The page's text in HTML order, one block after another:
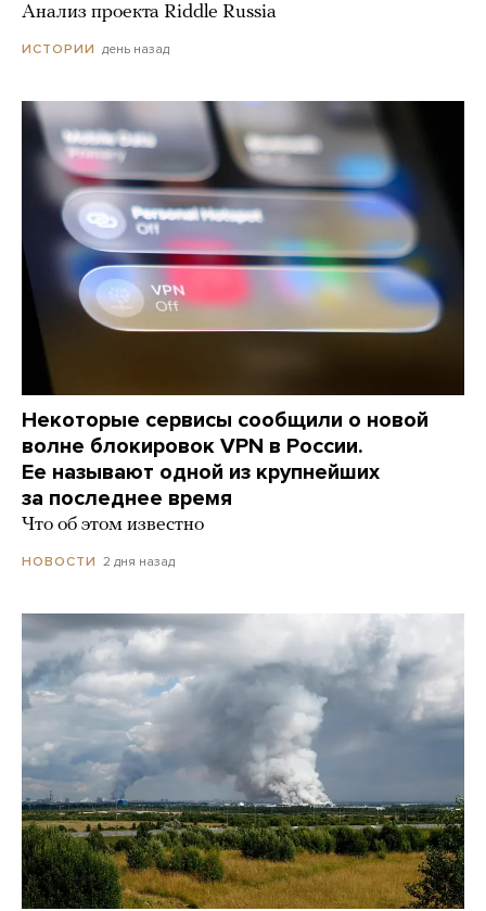
Анализ проекта Riddle Russia
ИСТОРИИ день назад
Некоторые сервисы сообщили о новой
волне блокировок VPN в России.
Ее называют одной из крупнейших
за последнее время
Что об этом известно
НОВОСТИ 2 дня назад